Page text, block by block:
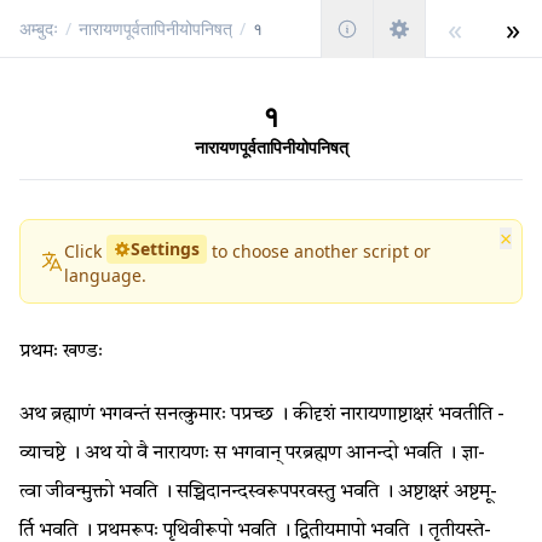
१
नारायणपूर्वतापिनीयोपनिषत्
Click Settings to choose another script or
language.
×
प्रथमः खण्डः
अ­थ­ ­ब्र­ह्मा­णं­ ­भ­ग­व­न्तं­ ­स­न­त्कु­मा­रः­ ­प­प्र­च्छ­ ­।­ ­की­दृ­शं­ ­ना­रा­य­णा­ष्टा­क्ष­रं­ ­भ­व­ती­ति­ ­
व्या­च­ष्टे­ ­।­ ­अ­थ­ ­यो­ ­वै­ ­ना­रा­य­णः­ ­स­ ­भ­ग­वा­न्­ ­प­र­ब्र­ह्म­ण­ ­आ­न­न्दो­ ­भ­व­ति­ ­।­ ­ज्ञा­
त्वा­ ­जी­व­न्मु­क्तो­ ­भ­व­ति­ ­।­ ­स­च्चि­दा­न­न्द­स्व­रू­प­प­र­व­स्तु­ ­भ­व­ति­ ­।­ ­अ­ष्टा­क्ष­रं­ ­अ­ष्ट­मू­
र्ति­ ­भ­व­ति­ ­।­ ­प्र­थ­म­रू­पः­ ­पृ­थि­वी­रू­पो­ ­भ­व­ति­ ­।­ ­द्वि­ती­य­मा­पो­ ­भ­व­ति­ ­।­ ­तृ­ती­य­स्ते­
अम्बुदः / नारायणपूर्वतापिनीयोपनिषत् / १ « »